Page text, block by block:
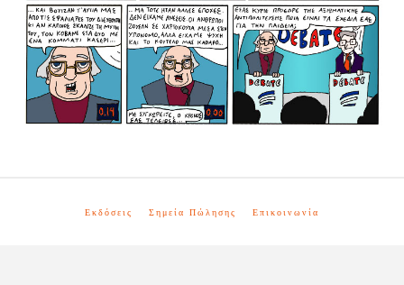
Εκδόσεις Σημεία Πώλησης Επικοινωνία